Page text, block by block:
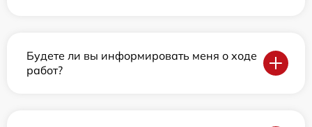
Будете ли вы информировать меня о ходе
работ?